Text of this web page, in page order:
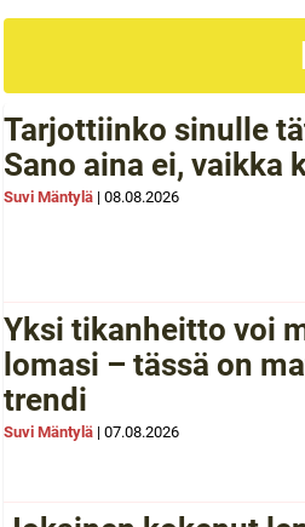
Tarjottiinko sinulle
Sano aina ei, vaikka
Suvi Mäntylä | 08.08.2026
Yksi tikanheitto voi
lomasi – tässä on
trendi
Suvi Mäntylä | 07.08.2026